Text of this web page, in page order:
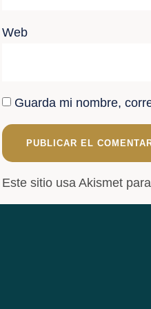
Web
Guarda mi nombre,
Este sitio usa Akismet